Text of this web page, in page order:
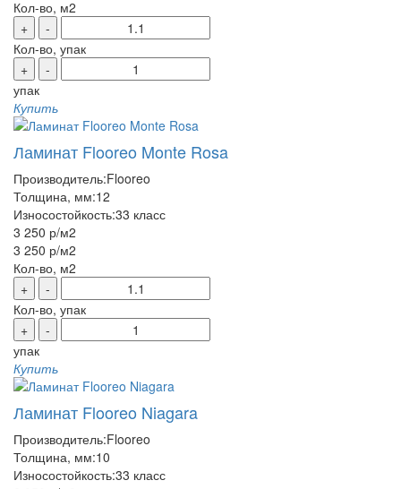
Кол-во, м2
+
-
Кол-во, упак
+
-
упак
Купить
Ламинат Flooreo Monte Rosa
Производитель:Flooreo
Толщина, мм:12
Износостойкость:33 класс
3 250 р/м2
3 250 р/м2
Кол-во, м2
+
-
Кол-во, упак
+
-
упак
Купить
Ламинат Flooreo Niagara
Производитель:Flooreo
Толщина, мм:10
Износостойкость:33 класс